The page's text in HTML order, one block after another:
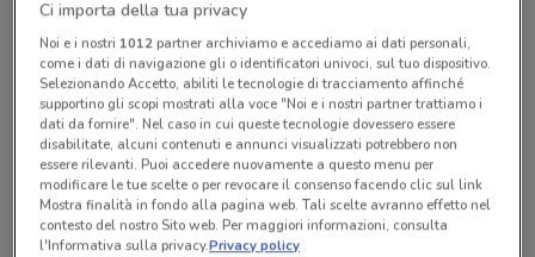
Chiama il negozio
Chiuso
Lunedì 08:00 / 20:00
Martedì 08:00 / 20:00
Mercoledì 08:00 / 20:00
Giovedì 08:00 / 20:00
Venerdì 08:00 / 20:00
Sabato 08:00 / 20:00
Domenica 08:30 / 19:30
039 690 1223
Ci importa della tua privacy
Noi e i nostri 1012partner archiviamo e accediamo ai dati personali,
come i dati di navigazione gli o identificatori univoci, sul tuo dispositivo.
Selezionando Accetto, abiliti le tecnologie di tracciamento affinché
supportino gli scopi mostrati alla voce "Noi e i nostri partner trattiamo i
dati da fornire". Nel caso in cui queste tecnologie dovessero essere
disabilitate, alcuni contenuti e annunci visualizzati potrebbero non
essere rilevanti. Puoi accedere nuovamente a questo menu per
modificare le tue scelte o per revocare il consenso facendo clic sul link
Mostra finalità in fondo alla pagina web. Tali scelte avranno effetto nel
contesto del nostro Sito web. Per maggiori informazioni, consulta
l'Informativa sulla privacy.Privacy policy